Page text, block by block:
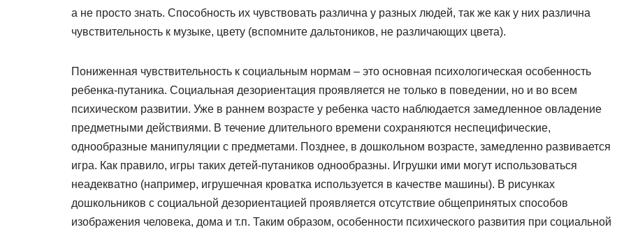
а не просто знать. Способность их чувствовать различна у разных людей, так же как у них различна
чувствительность к музыке, цвету (вспомните дальтоников, не различающих цвета).
Пониженная чувствительность к социальным нормам – это основная психологическая особенность
ребенка-путаника. Социальная дезориентация проявляется не только в поведении, но и во всем
психическом развитии. Уже в раннем возрасте у ребенка часто наблюдается замедленное овладение
предметными действиями. В течение длительного времени сохраняются неспецифические,
однообразные манипуляции с предметами. Позднее, в дошкольном возрасте, замедленно развивается
игра. Как правило, игры таких детей-путаников однообразны. Игрушки ими могут использоваться
неадекватно (например, игрушечная кроватка используется в качестве машины). В рисунках
дошкольников с социальной дезориентацией проявляется отсутствие общепринятых способов
изображения человека, дома и т.п. Таким образом, особенности психического развития при социальной